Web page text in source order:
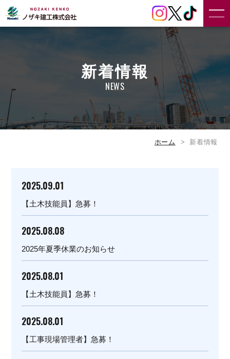
新着情報
NEWS
ホーム 新着情報
2025.09.01
【土木技能員】急募！
2025.08.08
2025年夏季休業のお知らせ
2025.08.01
【土木技能員】急募！
2025.08.01
【工事現場管理者】急募！